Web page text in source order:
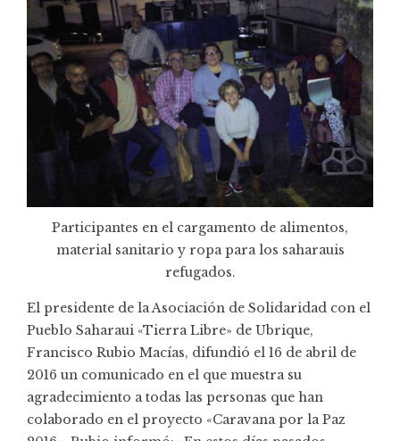
Participantes en el cargamento de alimentos,
material sanitario y ropa para los saharauis
refugados.
El presidente de la Asociación de Solidaridad con el
Pueblo Saharaui «Tierra Libre» de Ubrique,
Francisco Rubio Macías, difundió el 16 de abril de
2016 un comunicado en el que muestra su
agradecimiento a todas las personas que han
colaborado en el proyecto «Caravana por la Paz